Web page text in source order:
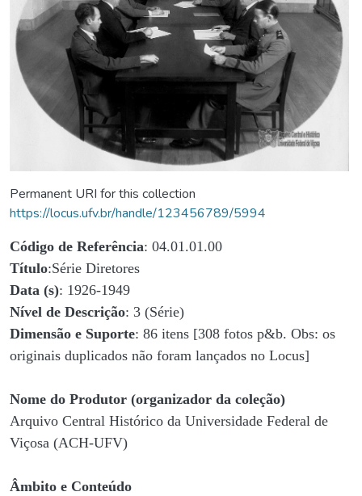
Permanent URI for this collection
https://locus.ufv.br/handle/123456789/5994
Código de Referência: 04.01.01.00
Título:Série Diretores
Data (s): 1926-1949
Nível de Descrição: 3 (Série)
Dimensão e Suporte: 86 itens [308 fotos p&b. Obs: os
originais duplicados não foram lançados no Locus]
Nome do Produtor (organizador da coleção)
Arquivo Central Histórico da Universidade Federal de
Viçosa (ACH-UFV)
Âmbito e Conteúdo